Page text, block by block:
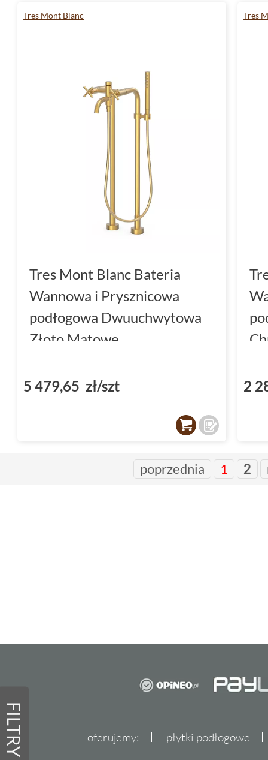
FILTRY
Tres Mont Blanc
Tres Mont Blanc Bateria
Wannowa i Prysznicowa
podłogowa Dwuuchwytowa
Złoto Matowe
5 479,65 zł/szt
Tres
2
poprzednia 1 2
oferujemy: płytki podłogowe